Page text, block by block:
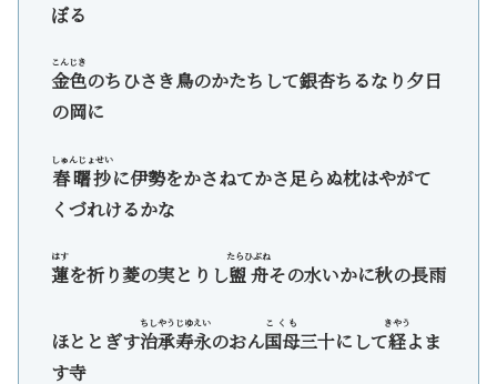
ぼる
金色
こんじき
のちひさき鳥のかたちして銀杏ちるなり夕日
の岡に
春曙抄
しゅんじょせい
に伊勢をかさねてかさ足らぬ枕はやがて
くづれけるかな
蓮
はす
を祈り菱の実とりし盥舟
たらひぶね
その水いかに秋の長雨
ほととぎす治承寿永
ちしやうじゆえい
のおん国母
こくも
三十にして経
きやう
よま
す寺